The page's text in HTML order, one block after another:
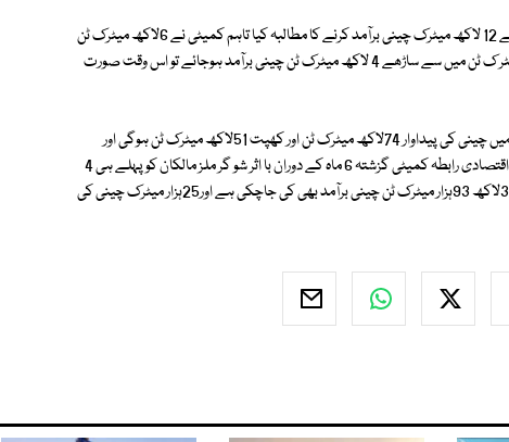
ذرائع نے بتایاکہ بین الوزارتی کمیٹی کے اجلاس میں شوگر ملز مالکان نے 12 لاکھ میٹرک چینی برآمد کرنے کا مطالبہ کیا تاہم کمیٹی نے 6لاکھ میٹرک ٹن
برآمد کرنے کی حمایت کی اور فیصلہ کیا گیا کہ جب مجوزہ 6لاکھ میٹر ک ٹن میں سے ساڑھے 4 لاکھ میٹرک ٹن چینی برآمد ہوجائے تو اس وقت صورت
ذرائع کے مطابق کمیٹی کو شوگر ملزمالکان نے بتایا کہ اس سال ملک میں چینی کی پیداوار 74لاکھ میٹرک ٹن اور کھپت 51لاکھ میٹرک ٹن ہوگی اور
9لاکھ میٹرک ٹن چینی گزشتہ سال کی پڑی ہوئی ہے۔ واضح رہے کہ اقتصادی رابطہ کمیٹی گزشتہ 6 ماہ کے دوران با اثر شو گر ملز مالکان کو پہلے ہی 4
لاکھ 25ہزار ٹن چینی برآمد کرنے کی اجازت دے چکی ہے جس میں 3لاکھ 93ہزار میٹرک ٹن چینی برآمد بھی کی جاچکی ہے اور25ہزار میٹرک چینی کی